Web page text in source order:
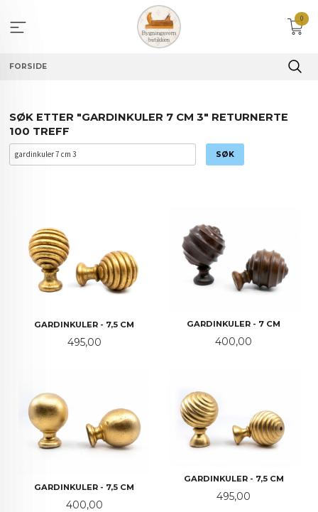
innholdet
0
FORSIDE
SØK ETTER "GARDINKULER 7 CM 3" RETURNERTE
100 TREFF
GARDINKULER - 7,5 CM
Pris
495,00
GARDINKULER - 7 CM
Pris
400,00
GARDINKULER - 7,5 CM
Pris
400,00
GARDINKULER - 7,5 CM
Pris
495,00